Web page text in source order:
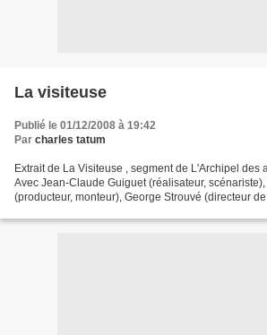
La visiteuse
Publié le 01/12/2008 à 19:42
Par charles tatum
Extrait de La Visiteuse , segment de L'Archipel des
Avec Jean-Claude Guiguet (réalisateur,
(producteur, monteur), George Strouvé (directeur